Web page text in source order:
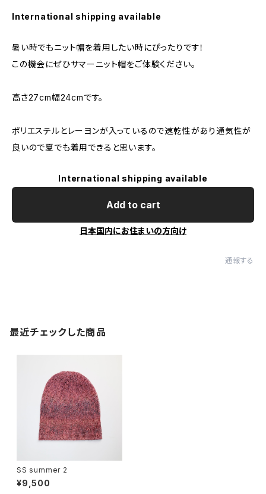
International shipping available
暑い時でもニット帽を着用したい時にぴったりです！
この機会にぜひサマーニット帽をご体験ください。
高さ27cm幅24cmです。
ポリエステルとレーヨンが入っているので速乾性があり通気性が
良いので夏でも着用できると思います。
International shipping available
Add to cart
日本国内にお住まいの方向け
通報する
最近チェックした商品
SS summer 2
¥9,500